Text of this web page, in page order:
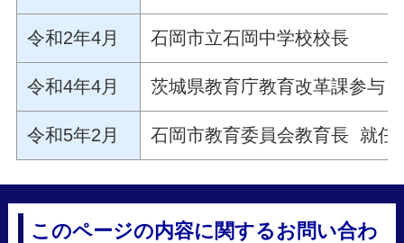
令和2年4月 石岡市立石岡中学校校長
令和4年4月 茨城県教育庁教育改革課参与
令和5年2月 石岡市教育委員会教育長 就任
このページの内容に関するお問い合わ